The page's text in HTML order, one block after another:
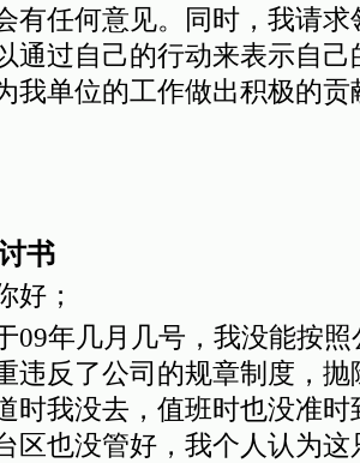
有任何意见。同时，我请
通过自己的行动来表示自
我单位的工作做出积极的
书
好；
09年几月几号，我没能按
违反了公司的规章制度，
时我没去，值班时也没准
区也没管好，我个人认为